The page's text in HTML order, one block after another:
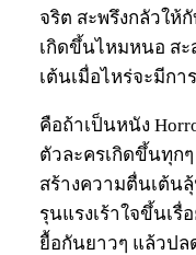
จริต สะพรึงกลัวให้
เกิดขึ้นไหมหนอ ส
เต้นเมื่อไหร่จะมีก
คือถ้าเป็นหนัง
ตัวละครเกิดขึ้นทุกๆ
สร้างความตื่นเต้น
รุนแรงเร้าใจขึ้นเ
ยื้อกันยาวๆ แล้วปล